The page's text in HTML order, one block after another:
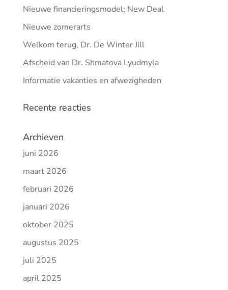
Nieuwe financieringsmodel: New Deal
Nieuwe zomerarts
Welkom terug, Dr. De Winter Jill
Afscheid van Dr. Shmatova Lyudmyla
Informatie vakanties en afwezigheden
Recente reacties
Archieven
juni 2026
maart 2026
februari 2026
januari 2026
oktober 2025
augustus 2025
juli 2025
april 2025